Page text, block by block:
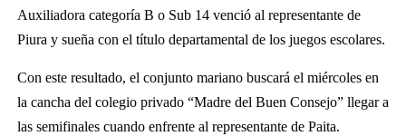
Auxiliadora categoría B o Sub 14 venció al representante de
Piura y sueña con el título departamental de los juegos escolares.
Con este resultado, el conjunto mariano buscará el miércoles en
la cancha del colegio privado “Madre del Buen Consejo” llegar a
las semifinales cuando enfrente al representante de Paita.